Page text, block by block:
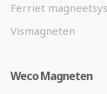
Ferriet
Vismagneten
Weco Magneten